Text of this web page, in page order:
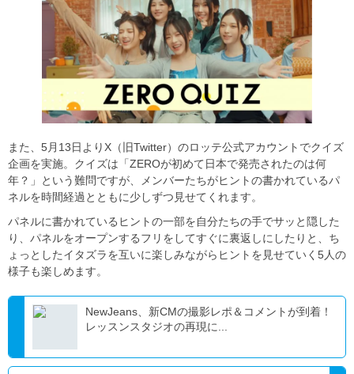
また、5月13日よりX（旧Twitter）のロッテ公式アカウントでクイズ
企画を実施。クイズは「ZEROが初めて日本で発売されたのは何
年？」という難問ですが、メンバーたちがヒントの書かれているパ
ネルを時間経過とともに少しずつ見せてくれます。
パネルに書かれているヒントの一部を自分たちの手でサッと隠した
り、パネルをオープンするフリをしてすぐに裏返しにしたりと、ち
ょっとしたイタズラを互いに楽しみながらヒントを見せていく5人の
様子も楽しめます。
NewJeans、新CMの撮影レポ＆コメントが到着！
レッスンスタジオの再現に...